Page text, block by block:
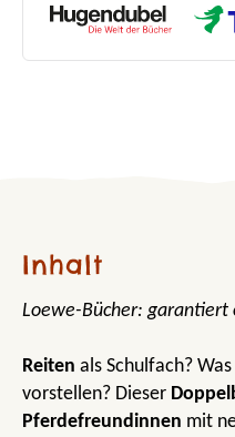
Inhalt
Loewe-Bücher: garantiert
Reiten als Schulfach?
vorstellen? Dieser
Pferdefreundinnen mit